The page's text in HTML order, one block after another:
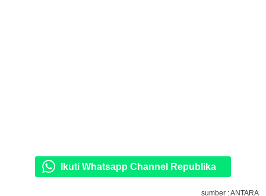
Ikuti Whatsapp Channel Republika
sumber : ANTARA